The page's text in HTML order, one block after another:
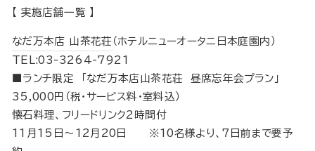
【 実施店舗一覧 】
なだ万本店 山茶花荘 （ホテルニューオータニ日本庭園内）
TEL:03-3264-7921
■ランチ限定 「なだ万本店山茶花荘 昼席忘年会プラン」
35,000円（税･サービス料･室料込）
懐石料理、フリードリンク2時間付
11月15日～12月20日 ※10名様より、7日前まで要予